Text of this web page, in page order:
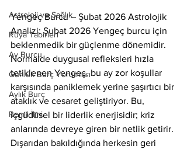
Astroloji ve Sağlık
Rüya Tabirleri
Ay Burcu
Günlük Burç Yorumları
Aylık Burç
Remil İlmi
Yengeç Burcu – Şubat 2026 Astrolojik
Analizi: Şubat 2026 Yengeç burcu için
beklenmedik bir güçlenme dönemidir.
Normalde duygusal refleksleri hızla
tetiklenen Yengeç, bu ay zor koşullar
karşısında paniklemek yerine şaşırtıcı bir
ataklık ve cesaret geliştiriyor. Bu,
içgüdüsel bir liderlik enerjisidir; kriz
anlarında devreye giren bir netlik getirir.
Dışarıdan bakıldığında herkesin geri